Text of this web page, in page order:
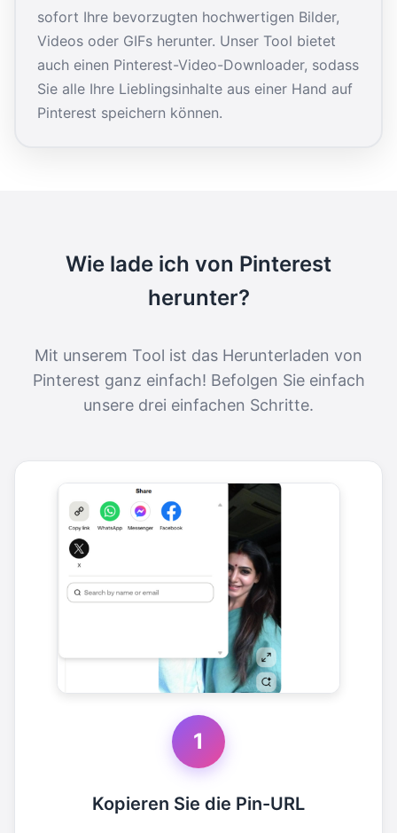
sofort Ihre bevorzugten hochwertigen Bilder,
Videos oder GIFs herunter. Unser Tool bietet
auch einen Pinterest-Video-Downloader, sodass
Sie alle Ihre Lieblingsinhalte aus einer Hand auf
Pinterest speichern können.
Wie lade ich von Pinterest
herunter?
Mit unserem Tool ist das Herunterladen von
Pinterest ganz einfach! Befolgen Sie einfach
unsere drei einfachen Schritte.
1
Kopieren Sie die Pin-URL